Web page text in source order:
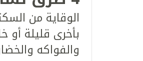
الوقاية من
بأخرى قليلة أو
والفواكه